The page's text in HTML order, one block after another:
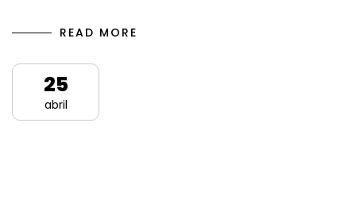
READ MORE
25
abril